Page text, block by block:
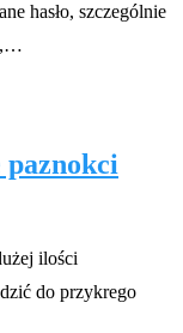
hasło, szczególnie
paznokci
ilości
do przykrego